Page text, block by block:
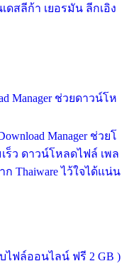
ดสลีก้า เยอรมัน ลีกเอิง
Manager ช่วยดาวน์โห
Manager ช่วยโ
ร็ว ดาวน์โหลดไฟล์ เพล
Thaiware ไว้ใจได้แน่น
ไฟล์ออนไลน์ ฟรี 2 GB )